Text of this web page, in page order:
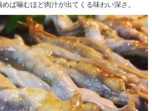
ば噛むほど肉汁が出てくる味わい深さ。